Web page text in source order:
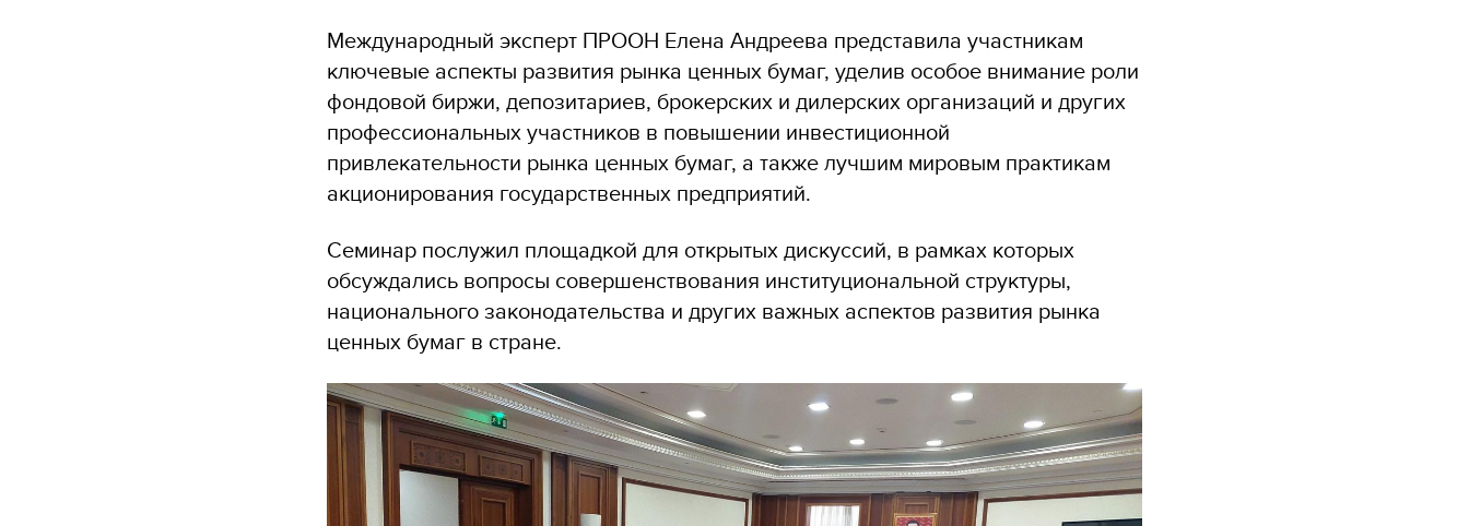
Международный эксперт ПРООН Елена Андреева представила участникам
ключевые аспекты развития рынка ценных бумаг, уделив особое внимание роли
фондовой биржи, депозитариев, брокерских и дилерских организаций и других
профессиональных участников в повышении инвестиционной
привлекательности рынка ценных бумаг, а также лучшим мировым практикам
акционирования государственных предприятий.
Семинар послужил площадкой для открытых дискуссий, в рамках которых
обсуждались вопросы совершенствования институциональной структуры,
национального законодательства и других важных аспектов развития рынка
ценных бумаг в стране.